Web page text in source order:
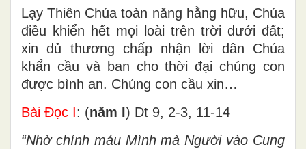
Lạy Thiên Chúa toàn năng hằng hữu, Chúa
điều khiển hết mọi loài trên trời dưới đất;
xin dủ thương chấp nhận lời dân Chúa
khẩn cầu và ban cho thời đại chúng con
được bình an. Chúng con cầu xin…
Bài Ðọc I: (năm I) Dt 9, 2-3, 11-14
“Nhờ chính máu Mình mà Người vào Cung